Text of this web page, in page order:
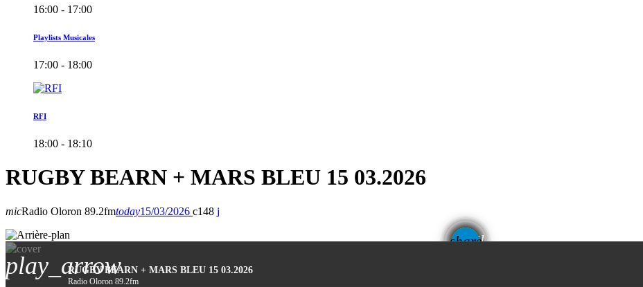
16:00 - 17:00
Playlists Musicales
17:00 - 18:00
RFI
18:00 - 18:10
RUGBY BEARN + MARS BLEU 15 03.2026
micRadio Oloron 89.2fmtoday15/03/2026 148
share
email
play_arrowRUGBY BEARN + MARS BLEU 15 03.2026
Radio Oloron 89.2fm